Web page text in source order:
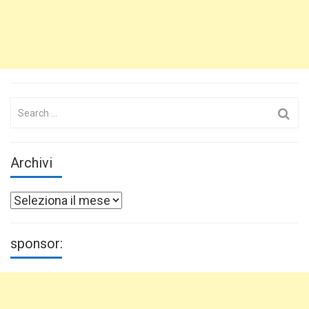
Archivi
Archivi
sponsor: